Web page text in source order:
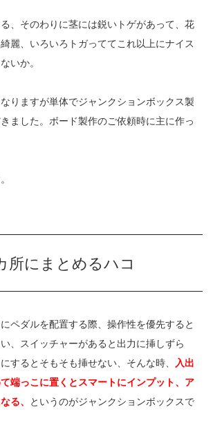
、そのわりに茎には鋭いトゲがあって、花
麗、いろいろトガっててこれ以上にナイス
いか。
りますが単体でジャンクションボックス製
ました。ボード製作のご依頼時に主に作っ
所にまとめるハコ
ペダルを配置する際、操作性を優先すると
、スイッチャーがあると出力に挿しずら
するとそもそも挿せない、そんな時、
入出
端っこに置くとスマートにインプット、ア
る、
というのがジャンクションボックスで